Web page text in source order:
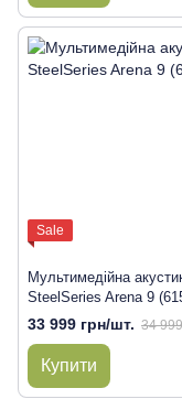
Sale
Мультимедійна
SteelSeries Arena 9
33 999 грн/шт. 34
Купити